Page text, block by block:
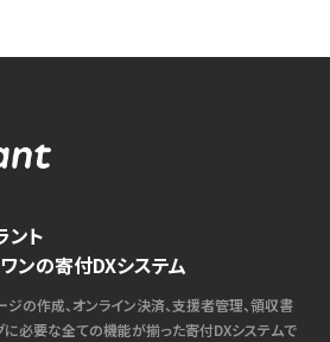
ント
ンの寄付DXシステム
ジの作成、オンライン決済、支援者管理、領収書
に必要な全ての機能が揃った寄付DXシステムで